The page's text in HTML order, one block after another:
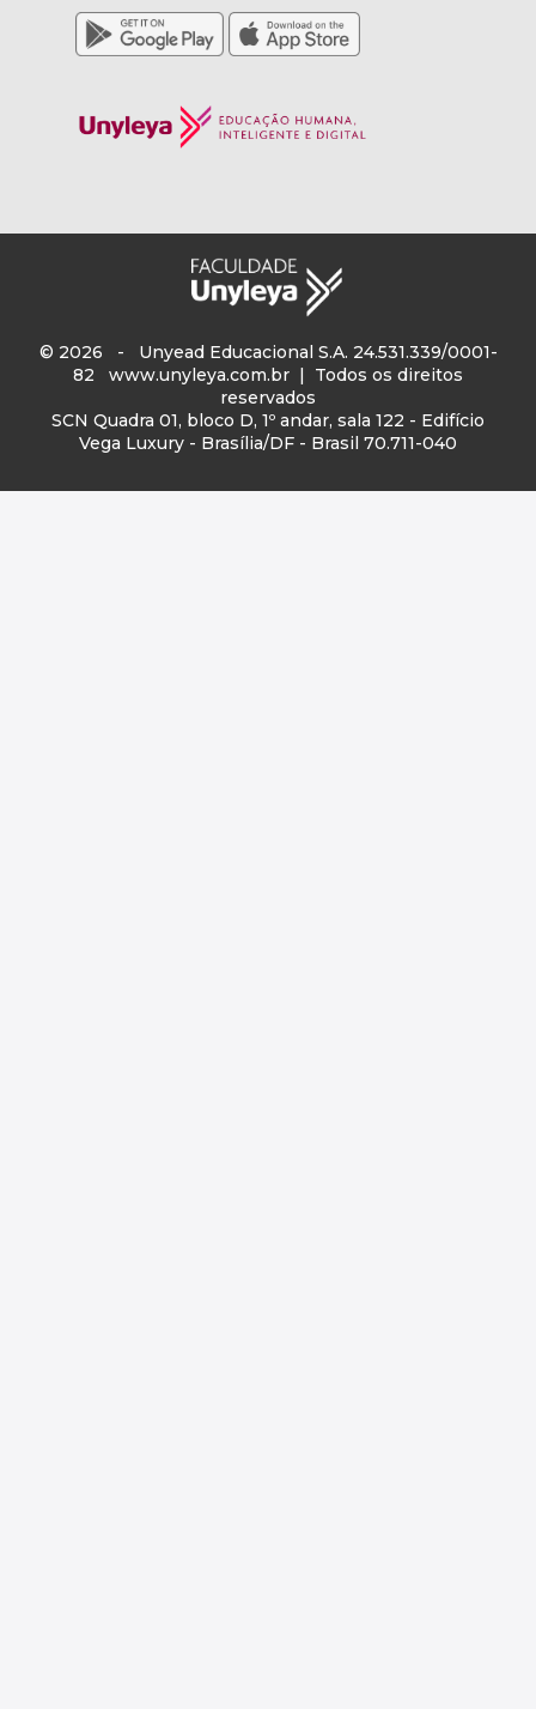
© 2026 - Unyead Educacional S.A. 24.531.339/0001-
82 www.unyleya.com.br | Todos os direitos
reservados
SCN Quadra 01, bloco D, 1º andar, sala 122 - Edifício
Vega Luxury - Brasília/DF - Brasil 70.711-040